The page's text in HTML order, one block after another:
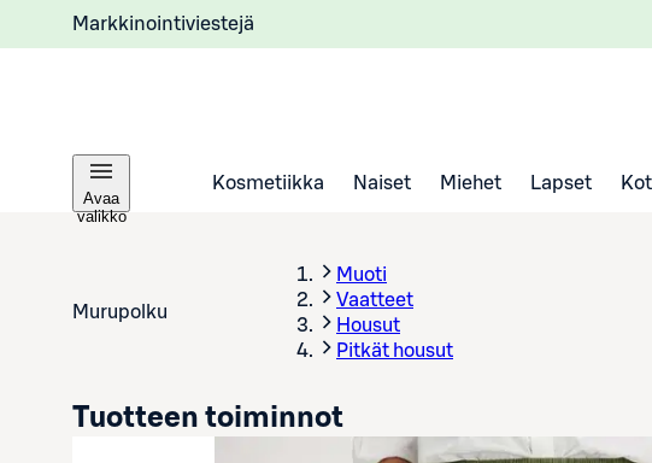
Markkinointiviestejä
Avaa
valikko
Kosmetiikka Naiset Miehet Lapset
Murupolku
Muoti
Vaatteet
Housut
Pitkät housut
Tuotteen toiminnot